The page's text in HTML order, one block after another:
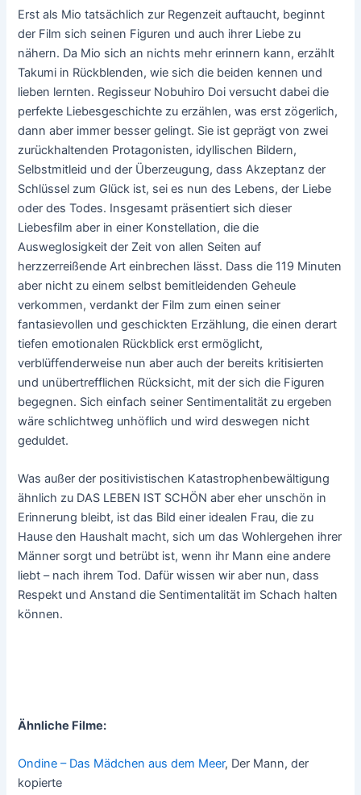
Erst als Mio tatsächlich zur Regenzeit auftaucht, beginnt
der Film sich seinen Figuren und auch ihrer Liebe zu
nähern. Da Mio sich an nichts mehr erinnern kann, erzählt
Takumi in Rückblenden, wie sich die beiden kennen und
lieben lernten. Regisseur Nobuhiro Doi versucht dabei die
perfekte Liebesgeschichte zu erzählen, was erst zögerlich,
dann aber immer besser gelingt. Sie ist geprägt von zwei
zurückhaltenden Protagonisten, idyllischen Bildern,
Selbstmitleid und der Überzeugung, dass Akzeptanz der
Schlüssel zum Glück ist, sei es nun des Lebens, der Liebe
oder des Todes. Insgesamt präsentiert sich dieser
Liebesfilm aber in einer Konstellation, die die
Ausweglosigkeit der Zeit von allen Seiten auf
herzzerreißende Art einbrechen lässt. Dass die 119 Minuten
aber nicht zu einem selbst bemitleidenden Geheule
verkommen, verdankt der Film zum einen seiner
fantasievollen und geschickten Erzählung, die einen derart
tiefen emotionalen Rückblick erst ermöglicht,
verblüffenderweise nun aber auch der bereits kritisierten
und unübertrefflichen Rücksicht, mit der sich die Figuren
begegnen. Sich einfach seiner Sentimentalität zu ergeben
wäre schlichtweg unhöflich und wird deswegen nicht
geduldet.
Was außer der positivistischen Katastrophenbewältigung
ähnlich zu DAS LEBEN IST SCHÖN aber eher unschön in
Erinnerung bleibt, ist das Bild einer idealen Frau, die zu
Hause den Haushalt macht, sich um das Wohlergehen ihrer
Männer sorgt und betrübt ist, wenn ihr Mann eine andere
liebt – nach ihrem Tod. Dafür wissen wir aber nun, dass
Respekt und Anstand die Sentimentalität im Schach halten
können.
Ähnliche Filme:
Ondine – Das Mädchen aus dem Meer, Der Mann, der
kopierte